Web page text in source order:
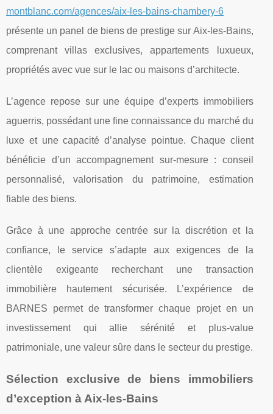
montblanc.com/agences/aix-les-bains-chambery-6
présente un panel de biens de prestige sur Aix-les-Bains,
comprenant villas exclusives, appartements luxueux,
propriétés avec vue sur le lac ou maisons d’architecte.
L’agence repose sur une équipe d’experts immobiliers
aguerris, possédant une fine connaissance du marché du
luxe et une capacité d’analyse pointue. Chaque client
bénéficie d’un accompagnement sur-mesure : conseil
personnalisé, valorisation du patrimoine, estimation
fiable des biens.
Grâce à une approche centrée sur la discrétion et la
confiance, le service s’adapte aux exigences de la
clientèle exigeante recherchant une transaction
immobilière hautement sécurisée. L’expérience de
BARNES permet de transformer chaque projet en un
investissement qui allie sérénité et plus-value
patrimoniale, une valeur sûre dans le secteur du prestige.
Sélection exclusive de biens immobiliers
d’exception à Aix-les-Bains